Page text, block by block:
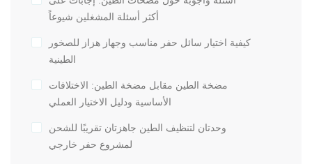
أكثر أسئلة المشغلين شيوعاً
كيفية اختيار سائل حفر مناسب وجهاز هزاز للصخور
الطينية
مضخة الطين مقابل مضخة الطين: الاختلافات
الأساسية ودليل الاختيار العملي
وحدتان لتنظيف الطين جاهزتان تقريبًا للشحن
لمشروع حفر خارجي